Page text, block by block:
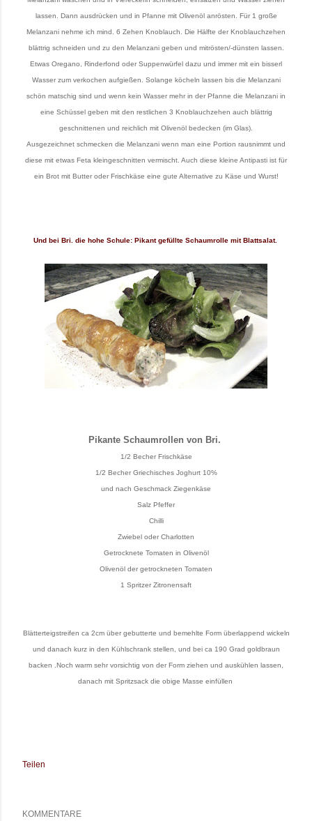
lassen. Dann ausdrücken und in Pfanne mit Olivenöl anrösten. Für 1 große
Melanzani nehme ich mind. 6 Zehen Knoblauch. Die Hälfte der Knoblauchzehen
blättrig schneiden und zu den Melanzani geben und mitrösten/-dünsten lassen.
Etwas Oregano, Rinderfond oder Suppenwürfel dazu und immer mit ein bisserl
Wasser zum verkochen aufgießen. Solange köcheln lassen bis die Melanzani
schön matschig sind und wenn kein Wasser mehr in der Pfanne die Melanzani in
eine Schüssel geben mit den restlichen 3 Knoblauchzehen auch blättrig
geschnittenen und reichlich mit Olivenöl bedecken (im Glas).
Ausgezeichnet schmecken die Melanzani wenn man eine Portion rausnimmt und
diese mit etwas Feta kleingeschnitten vermischt. Auch diese kleine Antipasti ist für
ein Brot mit Butter oder Frischkäse eine gute Alternative zu Käse und Wurst!
Und bei Bri. die hohe Schule: Pikant gefüllte Schaumrolle mit Blattsalat.
Pikante Schaumrollen von Bri.
1/2 Becher Frischkäse
1/2 Becher Griechisches Joghurt 10%
und nach Geschmack Ziegenkäse
Salz Pfeffer
Chilli
Zwiebel oder Charlotten
Getrocknete Tomaten in Olivenöl
Olivenöl der getrockneten Tomaten
1 Spritzer Zitronensaft
Blätterteigstreifen ca 2cm über gebutterte und bemehlte Form überlappend wickeln
und danach kurz in den Kühlschrank stellen, und bei ca 190 Grad goldbraun
backen .Noch warm sehr vorsichtig von der Form ziehen und auskühlen lassen,
danach mit Spritzsack die obige Masse einfüllen
Teilen
KOMMENTARE